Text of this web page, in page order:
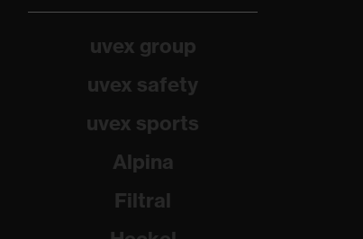
uvex group
uvex safety
uvex sports
Alpina
Filtral